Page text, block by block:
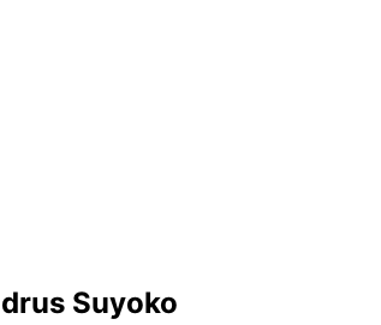
Suyoko